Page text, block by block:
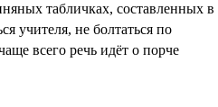
табличках, составленных в
учителя, не болтаться по
всего речь идёт о порче